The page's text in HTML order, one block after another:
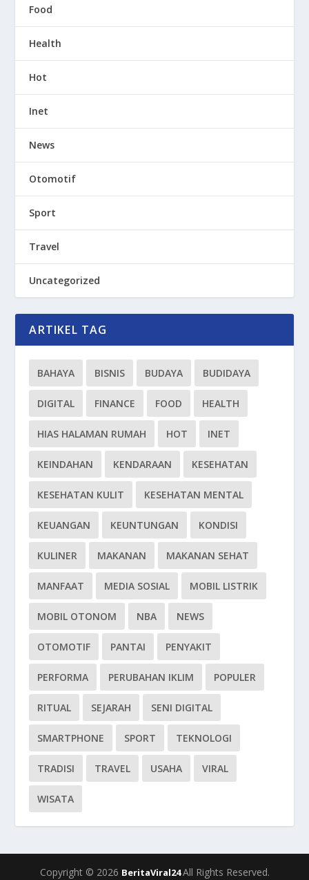
Food
Health
Hot
Inet
News
Otomotif
Sport
Travel
Uncategorized
ARTIKEL TAG
BAHAYA BISNIS BUDAYA BUDIDAYA
DIGITAL FINANCE FOOD HEALTH
HIAS HALAMAN RUMAH HOT INET
KEINDAHAN KENDARAAN KESEHATAN
KESEHATAN KULIT KESEHATAN MENTAL
KEUANGAN KEUNTUNGAN KONDISI
KULINER MAKANAN MAKANAN SEHAT
MANFAAT MEDIA SOSIAL MOBIL LISTRIK
MOBIL OTONOM NBA NEWS
OTOMOTIF PANTAI PENYAKIT
PERFORMA PERUBAHAN IKLIM POPULER
RITUAL SEJARAH SENI DIGITAL
SMARTPHONE SPORT TEKNOLOGI
TRADISI TRAVEL USAHA VIRAL
WISATA
Copyright © 2026 BeritaViral24All Rights Reserved.